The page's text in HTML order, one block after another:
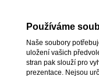
Používáme
Naše soubory
uložení vašich
stran pak slouží pro
prezentace. Nejsou